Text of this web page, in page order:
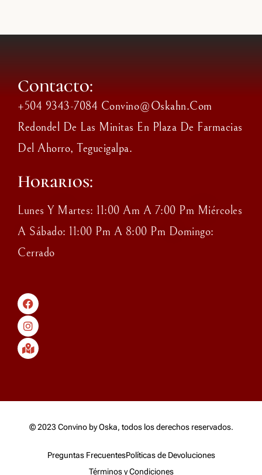
Contacto:
+504 9343-7084 Convino@oskahn.com
Redondel De Las Minitas En Plaza De Farmacias
Del Ahorro, Tegucigalpa.
Horarios:
Lunes Y Martes: 11:00 Am A 7:00 Pm Miércoles
A Sábado: 11:00 Pm A 8:00 Pm Domingo:
Cerrado
© 2023 Convino by Oska, todos los derechos reservados.
Preguntas FrecuentesPolíticas de Devoluciones
Términos y Condiciones